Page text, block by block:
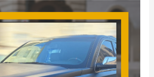
تاكسي
صباح
السالم